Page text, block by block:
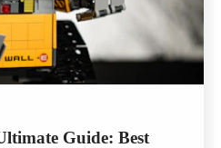
Guide: Best